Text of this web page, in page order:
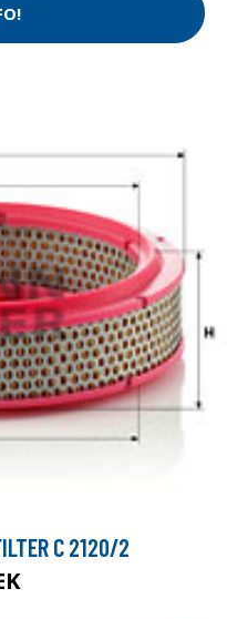
C 2120/2